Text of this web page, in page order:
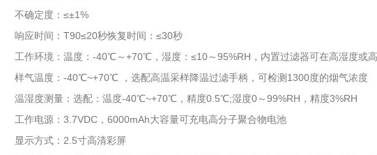
不确定度：≤±1%
响应时间：T90≤20秒恢复时间：≤30秒
工作环境：温度：-40℃～+70℃，湿度：≤10～95%RH，内置过滤器可在高湿度或
样气温度：-40℃~+70℃ ，选配高温采样降温过滤手柄，可检测1300度的烟气浓度
温湿度测量：选配：温度-40℃~+70℃，精度0.5℃;湿度0～99%RH，精度3%RH
工作电源：3.7VDC，6000mAh大容量可充电高分子聚合物电池
显示方式：2.5寸高清彩屏